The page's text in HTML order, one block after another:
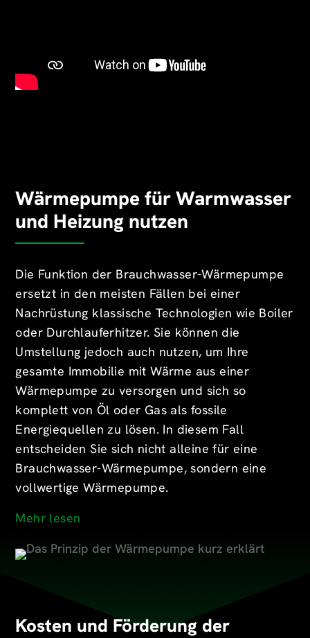
Wärmepumpe für Warmwasser
und Heizung nutzen
Die Funktion der Brauchwasser-Wärmepumpe
ersetzt in den meisten Fällen bei einer
Nachrüstung klassische Technologien wie Boiler
oder Durchlauferhitzer. Sie können die
Umstellung jedoch auch nutzen, um Ihre
gesamte Immobilie mit Wärme aus einer
Wärmepumpe zu versorgen und sich so
komplett von Öl oder Gas als fossile
Energiequellen zu lösen. In diesem Fall
entscheiden Sie sich nicht alleine für eine
Brauchwasser-Wärmepumpe, sondern eine
vollwertige Wärmepumpe.
Mehr lesen
Kosten und Förderung der